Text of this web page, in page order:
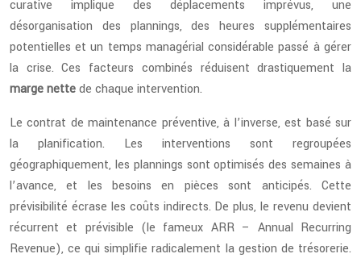
curative implique des déplacements imprévus, une
désorganisation des plannings, des heures supplémentaires
potentielles et un temps managérial considérable passé à gérer
la crise. Ces facteurs combinés réduisent drastiquement la
marge nettede chaque intervention.
Le contrat de maintenance préventive, à l’inverse, est basé sur
la planification. Les interventions sont regroupées
géographiquement, les plannings sont optimisés des semaines à
l’avance, et les besoins en pièces sont anticipés. Cette
prévisibilité écrase les coûts indirects. De plus, le revenu devient
récurrent et prévisible (le fameux ARR – Annual Recurring
Revenue), ce qui simplifie radicalement la gestion de trésorerie.